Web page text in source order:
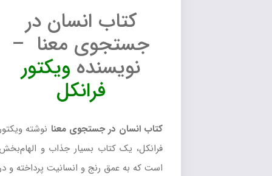
کتاب انسان در
جستجوی معنا –
نویسندهویکتور
فرانکل
کتاب انسان در جستجوی معنانوشته ویکتور
فرانکل، یک کتاب بسیار جذاب و الهام‌بخش
است که به عمق رنج و انسانیت پرداخته و در